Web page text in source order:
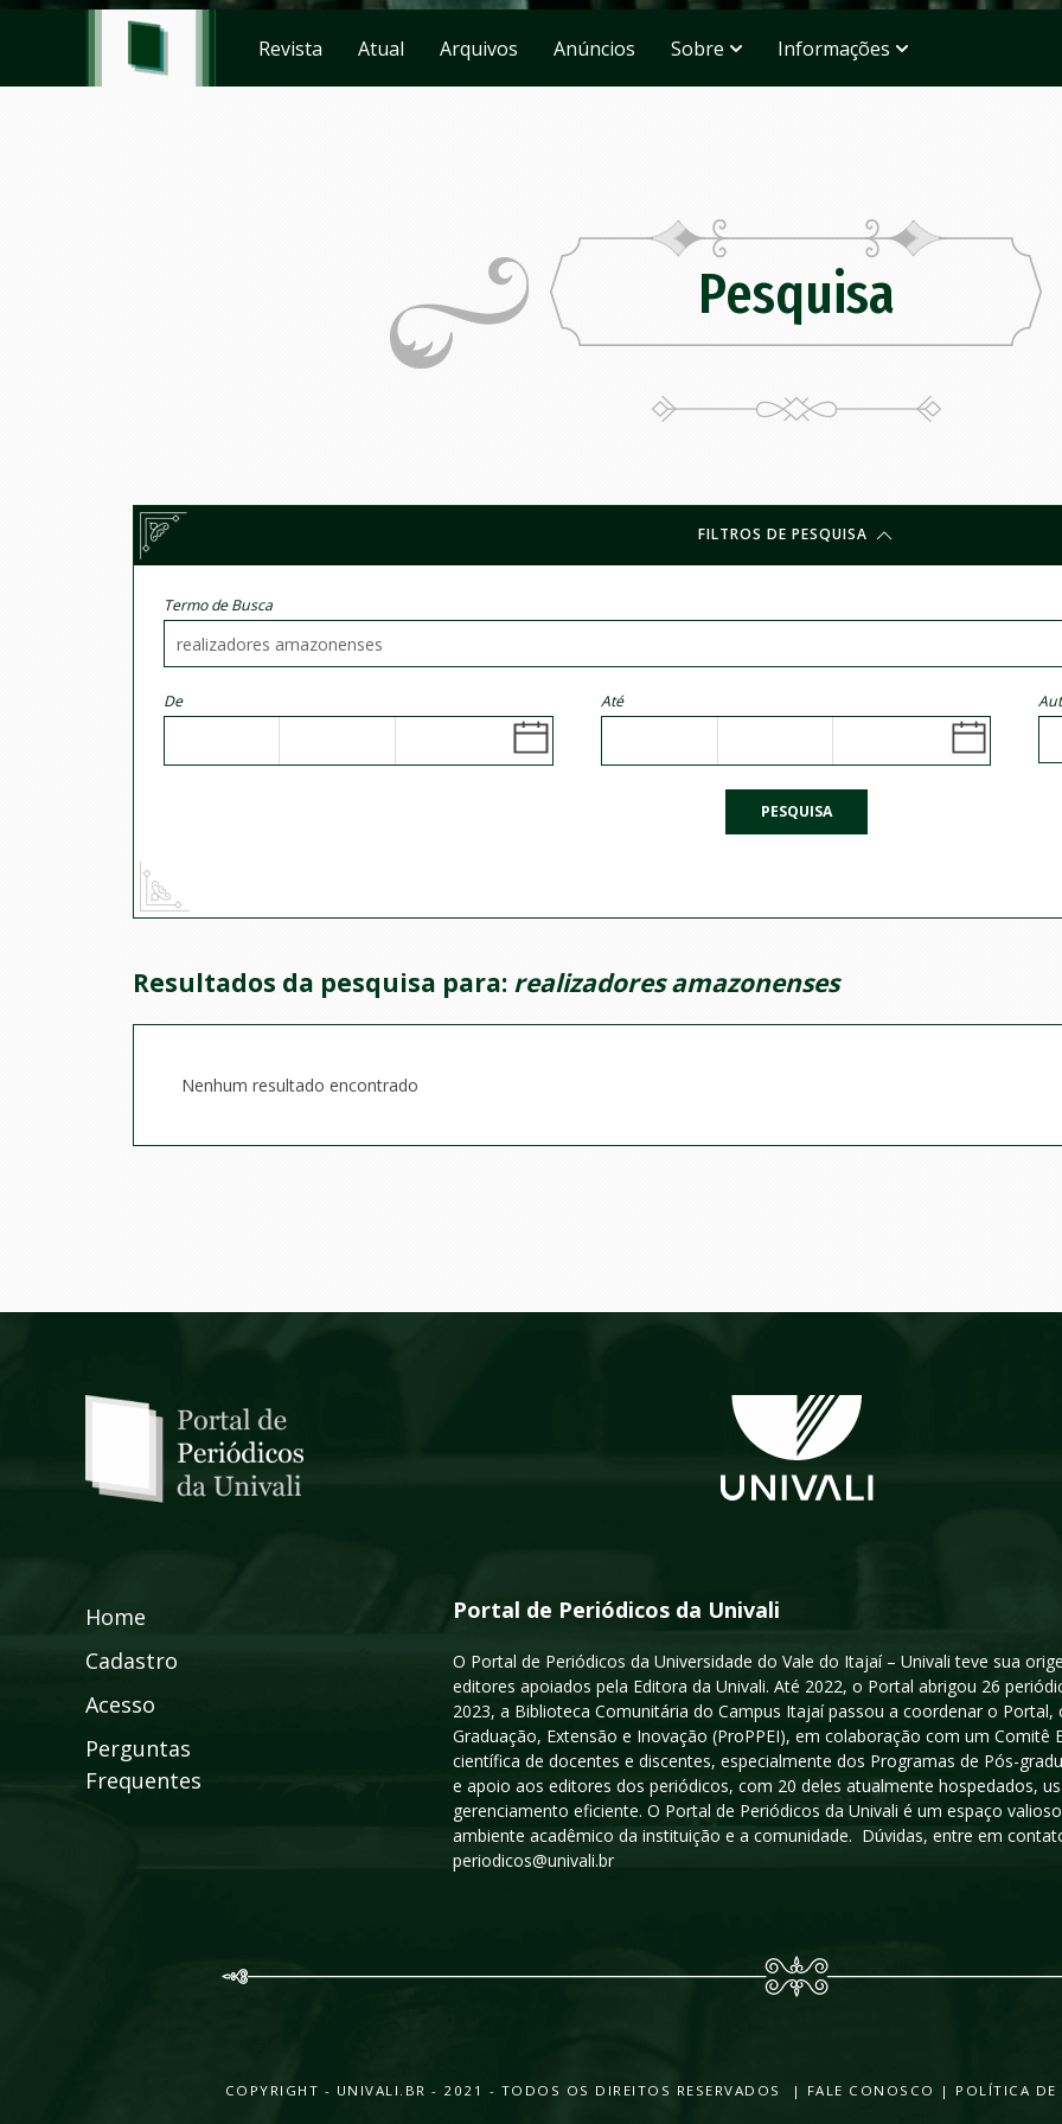
Revista Atual Arquivos Anúncios Sobre Informações
Pesquisa
FILTROS DE PESQUISA
Termo de Busca
De Até
PESQUISA
Resultados da pesquisa para: realizadores amazonenses
Nenhum resultado encontrado
Home
Cadastro
Acesso
Perguntas
Frequentes
Portal de Periódicos da Univali
O Portal de Periódicos da Universidade do Vale do Itajaí – Univali teve sua
editores apoiados pela Editora da Univali. Até 2022, o Portal abrigou 26
2023, a Biblioteca Comunitária do Campus Itajaí passou a coordenar o
Graduação, Extensão e Inovação (ProPPEI), em colaboração com um
científica de docentes e discentes, especialmente dos Programas de Pós-
e apoio aos editores dos periódicos, com 20 deles atualmente hospedados,
gerenciamento eficiente. O Portal de Periódicos da Univali é um espaço
ambiente acadêmico da instituição e a comunidade. Dúvidas, entre em
periodicos@univali.br
COPYRIGHT - UNIVALI.BR - 2021 - TODOS OS DIREITOS RESERVADOS | FALE CONOSCO | POLÍTICA DE